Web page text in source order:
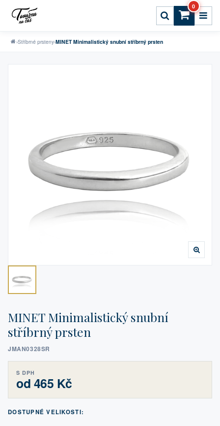
0
›Stříbrné prsteny›MINET Minimalistický snubní stříbrný prsten
MINET Minimalistický snubní
stříbrný prsten
JMAN0328SR
S DPH
od 465 Kč
DOSTUPNÉ VELIKOSTI: